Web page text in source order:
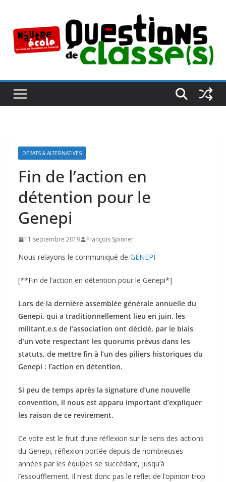
contenu
DÉBATS & ALTERNATIVES
Fin de l’action en
détention pour le
Genepi
11 septembre 2019 François Spinner
Nous relayons le communiqué de GENEPI.
[**Fin de l’action en détention pour le Genepi*]
Lors de la dernière assemblée générale annuelle du
Genepi, qui a traditionnellement lieu en juin, les
militant.e.s de l’association ont décidé, par le biais
d’un vote respectant les quorums prévus dans les
statuts, de mettre fin à l’un des piliers historiques du
Genepi : l’action en détention.
Si peu de temps après la signature d’une nouvelle
convention, il nous est apparu important d’expliquer
les raison de ce revirement.
Ce vote est le fruit d’une réflexion sur le sens des actions
du Genepi, réflexion portée depuis de nombreuses
années par les équipes se succédant, jusqu’à
l’essoufflement. Il n’est donc pas le reflet de l’opinion trop